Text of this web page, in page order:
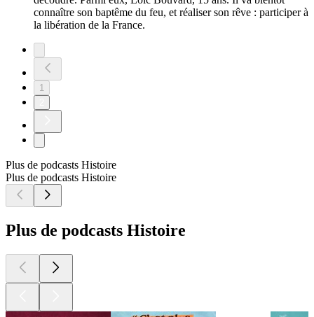
connaître son baptême du feu, et réaliser son rêve : participer à
la libération de la France.
1
Plus de podcasts Histoire
Plus de podcasts Histoire
Plus de podcasts Histoire